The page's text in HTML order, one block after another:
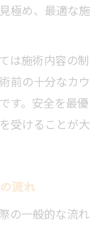
極め、最適な施
は施術内容の制
前の十分なカウ
す。安全を最優
受けることが大
流れ
の一般的な流れ